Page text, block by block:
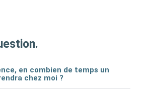
en combien de temps un
chez moi ?